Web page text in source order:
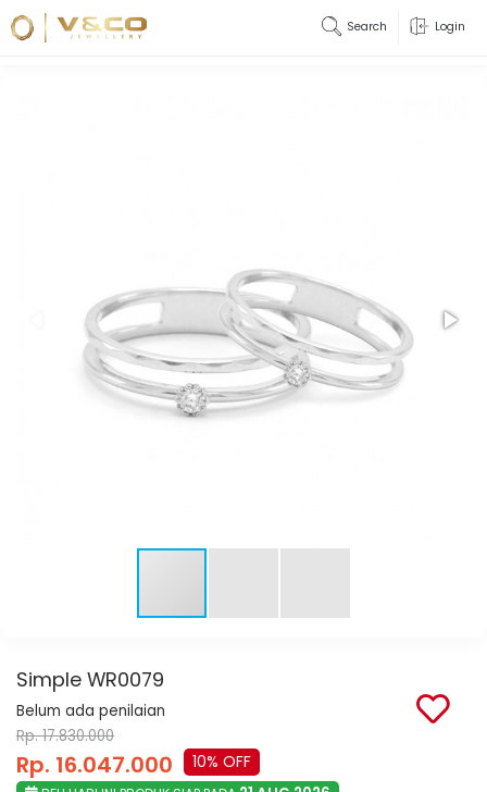
Search Login
Simple WR0079
Belum ada penilaian
Rp. 17.830.000
Rp. 16.047.000 10% OFF